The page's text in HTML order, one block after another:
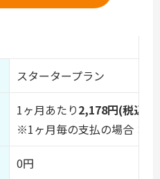
スタータープラン
1ヶ月あたり2,178円(税込)～
※1ヶ月毎の支払の場合：税
0円